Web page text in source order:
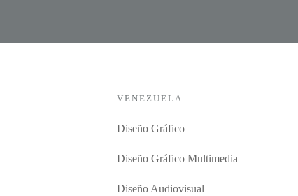
VENEZUELA
Diseño Gráfico
Diseño Gráfico Multimedia
Diseño Audiovisual